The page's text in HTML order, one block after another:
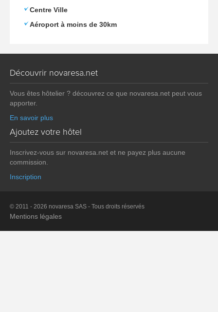
Centre Ville
Aéroport à moins de 30km
Découvrir novaresa.net
Vous êtes hôtelier ? découvrez ce que novaresa.net peut vous
apporter.
En savoir plus
Ajoutez votre hôtel
Inscrivez-vous sur novaresa.net et ne payez plus aucune
commission.
Inscription
© 2011 - 2026 novaresa SAS - Tous droits réservés
Mentions légales